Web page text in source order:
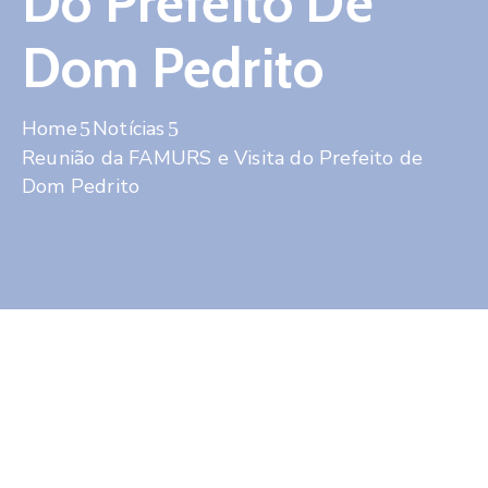
Dom Pedrito
Home
Notícias
Reunião da FAMURS e Visita do Prefeito de
Dom Pedrito